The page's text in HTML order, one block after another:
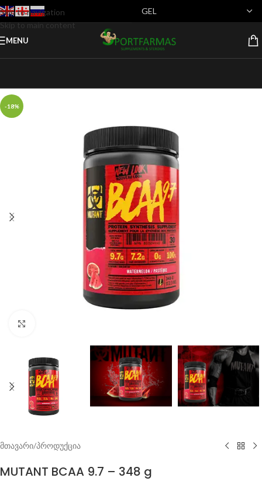
Skip to navigation
Skip to main content
MENU
-18%
მთავარი/პროდუქცია
MUTANT BCAA 9.7 – 348 g